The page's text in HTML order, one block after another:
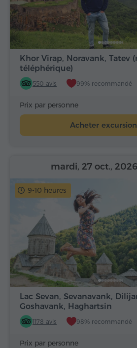
Khor Virap, Noravank, Tatev
téléphérique)
550 avis 99% recommandé
Prix par personne
Acheter excursion
9-10 heures
Lac Sevan, Sevanavank,
Goshavank, Haghartsin
1178 avis 98% recommandé
mardi, 27 oct., 2026
Prix par personne